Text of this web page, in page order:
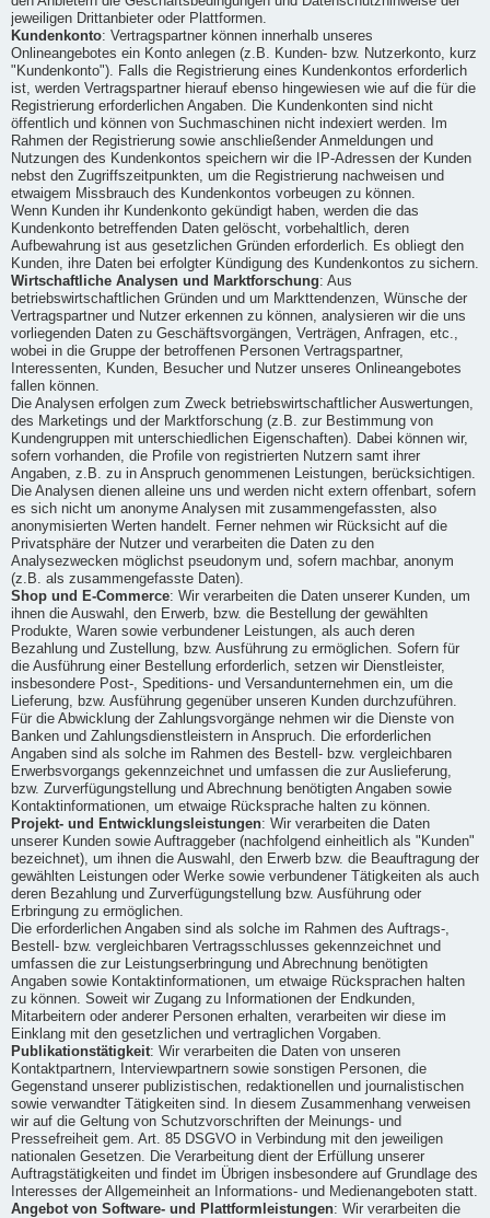
jeweiligen Drittanbieter oder Plattformen.
Kundenkonto: Vertragspartner können innerhalb unseres
Onlineangebotes ein Konto anlegen (z.B. Kunden- bzw. Nutzerkonto, kurz
"Kundenkonto"). Falls die Registrierung eines Kundenkontos erforderlich
ist, werden Vertragspartner hierauf ebenso hingewiesen wie auf die für die
Registrierung erforderlichen Angaben. Die Kundenkonten sind nicht
öffentlich und können von Suchmaschinen nicht indexiert werden. Im
Rahmen der Registrierung sowie anschließender Anmeldungen und
Nutzungen des Kundenkontos speichern wir die IP-Adressen der Kunden
nebst den Zugriffszeitpunkten, um die Registrierung nachweisen und
etwaigem Missbrauch des Kundenkontos vorbeugen zu können.
Wenn Kunden ihr Kundenkonto gekündigt haben, werden die das
Kundenkonto betreffenden Daten gelöscht, vorbehaltlich, deren
Aufbewahrung ist aus gesetzlichen Gründen erforderlich. Es obliegt den
Kunden, ihre Daten bei erfolgter Kündigung des Kundenkontos zu sichern.
Wirtschaftliche Analysen und Marktforschung: Aus
betriebswirtschaftlichen Gründen und um Markttendenzen, Wünsche der
Vertragspartner und Nutzer erkennen zu können, analysieren wir die uns
vorliegenden Daten zu Geschäftsvorgängen, Verträgen, Anfragen, etc.,
wobei in die Gruppe der betroffenen Personen Vertragspartner,
Interessenten, Kunden, Besucher und Nutzer unseres Onlineangebotes
fallen können.
Die Analysen erfolgen zum Zweck betriebswirtschaftlicher Auswertungen,
des Marketings und der Marktforschung (z.B. zur Bestimmung von
Kundengruppen mit unterschiedlichen Eigenschaften). Dabei können wir,
sofern vorhanden, die Profile von registrierten Nutzern samt ihrer
Angaben, z.B. zu in Anspruch genommenen Leistungen, berücksichtigen.
Die Analysen dienen alleine uns und werden nicht extern offenbart, sofern
es sich nicht um anonyme Analysen mit zusammengefassten, also
anonymisierten Werten handelt. Ferner nehmen wir Rücksicht auf die
Privatsphäre der Nutzer und verarbeiten die Daten zu den
Analysezwecken möglichst pseudonym und, sofern machbar, anonym
(z.B. als zusammengefasste Daten).
Shop und E-Commerce: Wir verarbeiten die Daten unserer Kunden, um
ihnen die Auswahl, den Erwerb, bzw. die Bestellung der gewählten
Produkte, Waren sowie verbundener Leistungen, als auch deren
Bezahlung und Zustellung, bzw. Ausführung zu ermöglichen. Sofern für
die Ausführung einer Bestellung erforderlich, setzen wir Dienstleister,
insbesondere Post-, Speditions- und Versandunternehmen ein, um die
Lieferung, bzw. Ausführung gegenüber unseren Kunden durchzuführen.
Für die Abwicklung der Zahlungsvorgänge nehmen wir die Dienste von
Banken und Zahlungsdienstleistern in Anspruch. Die erforderlichen
Angaben sind als solche im Rahmen des Bestell- bzw. vergleichbaren
Erwerbsvorgangs gekennzeichnet und umfassen die zur Auslieferung,
bzw. Zurverfügungstellung und Abrechnung benötigten Angaben sowie
Kontaktinformationen, um etwaige Rücksprache halten zu können.
Projekt- und Entwicklungsleistungen: Wir verarbeiten die Daten
unserer Kunden sowie Auftraggeber (nachfolgend einheitlich als "Kunden"
bezeichnet), um ihnen die Auswahl, den Erwerb bzw. die Beauftragung der
gewählten Leistungen oder Werke sowie verbundener Tätigkeiten als auch
deren Bezahlung und Zurverfügungstellung bzw. Ausführung oder
Erbringung zu ermöglichen.
Die erforderlichen Angaben sind als solche im Rahmen des Auftrags-,
Bestell- bzw. vergleichbaren Vertragsschlusses gekennzeichnet und
umfassen die zur Leistungserbringung und Abrechnung benötigten
Angaben sowie Kontaktinformationen, um etwaige Rücksprachen halten
zu können. Soweit wir Zugang zu Informationen der Endkunden,
Mitarbeitern oder anderer Personen erhalten, verarbeiten wir diese im
Einklang mit den gesetzlichen und vertraglichen Vorgaben.
Publikationstätigkeit: Wir verarbeiten die Daten von unseren
Kontaktpartnern, Interviewpartnern sowie sonstigen Personen, die
Gegenstand unserer publizistischen, redaktionellen und journalistischen
sowie verwandter Tätigkeiten sind. In diesem Zusammenhang verweisen
wir auf die Geltung von Schutzvorschriften der Meinungs- und
Pressefreiheit gem. Art. 85 DSGVO in Verbindung mit den jeweiligen
nationalen Gesetzen. Die Verarbeitung dient der Erfüllung unserer
Auftragstätigkeiten und findet im Übrigen insbesondere auf Grundlage des
Interesses der Allgemeinheit an Informations- und Medienangeboten statt.
Angebot von Software- und Plattformleistungen: Wir verarbeiten die